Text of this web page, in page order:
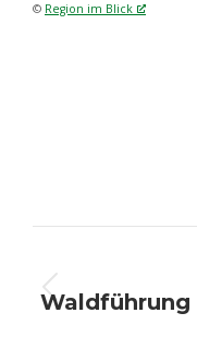
© Region im Blick